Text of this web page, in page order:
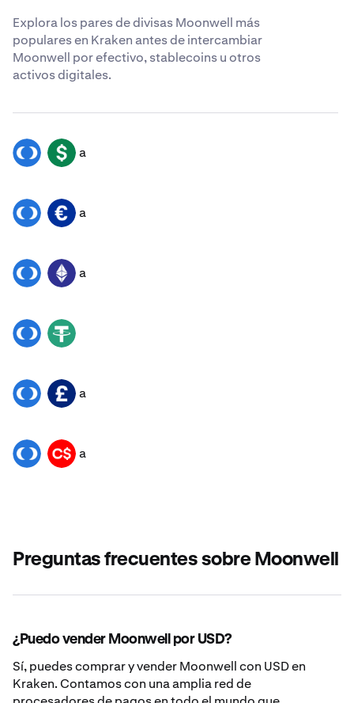
Explora los pares de divisas Moonwell más
populares en Kraken antes de intercambiar
Moonwell por efectivo, stablecoins u otros
activos digitales.
WELL USD a
WELL EUR a
WELL ETH a
WELL USDT
WELL GBP a
WELL CAD a
Preguntas frecuentes sobre Moonwell
¿Puedo vender Moonwell por USD?
Sí, puedes comprar y vender Moonwell con USD en
Kraken. Contamos con una amplia red de